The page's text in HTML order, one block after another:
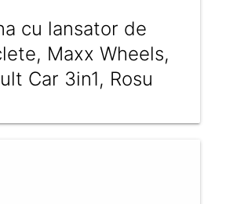
cu lansator de
Maxx Wheels,
Car 3in1, Rosu